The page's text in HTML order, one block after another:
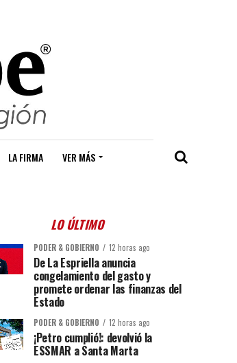
LA FIRMA VER MÁS
LO ÚLTIMO
PODER & GOBIERNO 12 horas ago
De La Espriella anuncia
congelamiento del gasto y
promete ordenar las finanzas del
Estado
PODER & GOBIERNO 12 horas ago
¡Petro cumplió!: devolvió la
ESSMAR a Santa Marta